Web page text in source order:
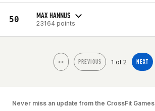
50 MAX HANNUS
23164 points
<< PREVIOUS 1 of 2 NEXT
Never miss an update from the CrossFit Games